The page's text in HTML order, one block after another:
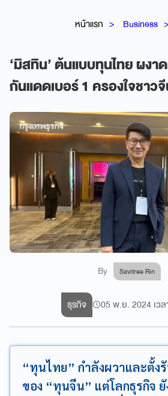
หน้าแรก Business
‘มิสทิน’ ต้นแบบทุนไทย ผง
กันแดดเบอร์ 1 ครองใจชาว
By Savitree Rin
ธุรกิจ 05 พ.ย. 2024 เว
“ทุนไทย” กำลังผวาและตั้ง
ของ “ทุนจีน” แต่โลกธุรกิจ